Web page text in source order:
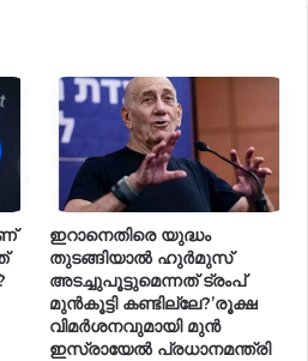
ഇറാനെതിരെ യുദ്ധം
തുടങ്ങിയാൽ ഹുർമുസ്
അടച്ചുപൂട്ടുമെന്നത് ട്രംപ്
മുൻകൂട്ടി കണ്ടില്ലേ?’രൂക്ഷ
വിമർശനവുമായി മുൻ
ഇസ്രായേൽ പ്രധാനമന്ത്രി